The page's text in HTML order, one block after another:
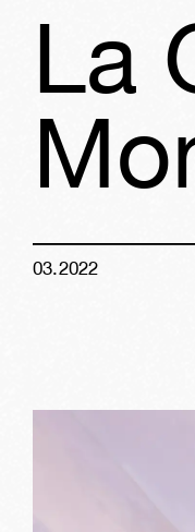
La
03.2022